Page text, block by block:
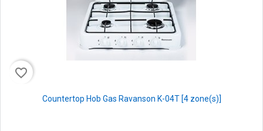
favorite_border
Countertop Hob Gas Ravanson K-04T [4 zone(s)]